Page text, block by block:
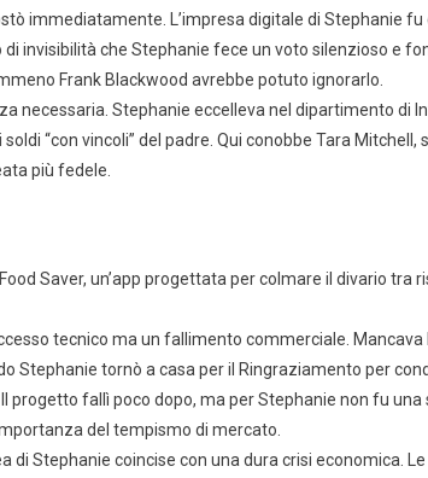
immediatamente. L’impresa digitale di Stephanie fu
di invisibilità che Stephanie fece un voto silenzioso e
Frank Blackwood avrebbe potuto ignorarlo.
necessaria. Stephanie eccelleva nel dipartimento di
“con vincoli” del padre. Qui conobbe Tara
più fedele.
Saver, un’app progettata per colmare il divario
tecnico ma un fallimento commerciale.
Stephanie tornò a casa per il Ringraziamento per
progetto fallì poco dopo, ma per Stephanie non fu
del tempismo di mercato.
di Stephanie coincise con una dura crisi economica.